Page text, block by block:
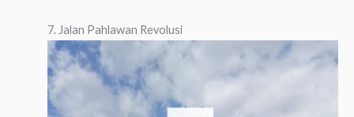
7. Jalan Pahlawan Revolusi